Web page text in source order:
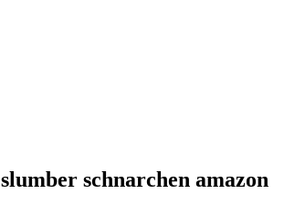
slumber schnarchen amazon